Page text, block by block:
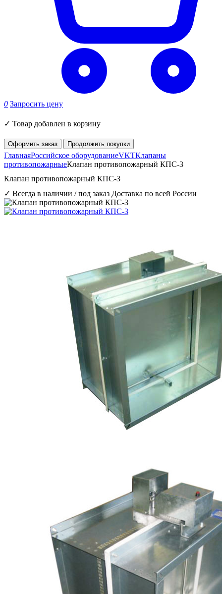
0 Запросить цену
✓ Товар добавлен в корзину
Оформить заказ Продолжить покупки
ГлавнаяРоссийское оборудованиеVKTКлапаны
противопожарныеКлапан противопожарный КПС-3
Клапан противопожарный КПС-3
✓ Всегда в наличии / под заказ Доставка по всей России